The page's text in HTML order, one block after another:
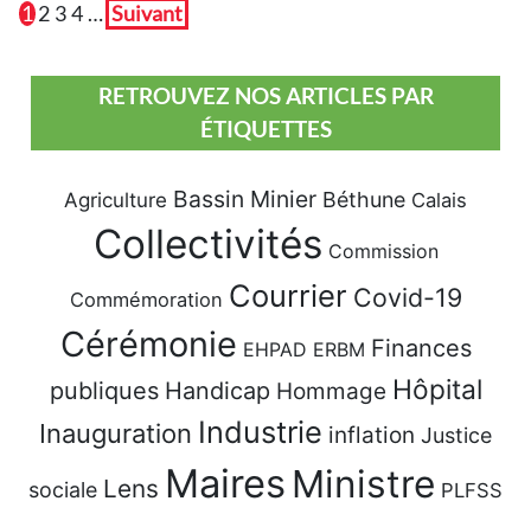
1 2 34 … Suivant
RETROUVEZ NOS ARTICLES PAR
ÉTIQUETTES
Agriculture Bassin Minier Béthune Calais
Collectivités Commission
Commémoration Courrier Covid-19
Cérémonie EHPAD ERBM Finances
publiques Handicap Hommage Hôpital
Inauguration Industrie inflation Justice
sociale Lens Maires Ministre PLFSS